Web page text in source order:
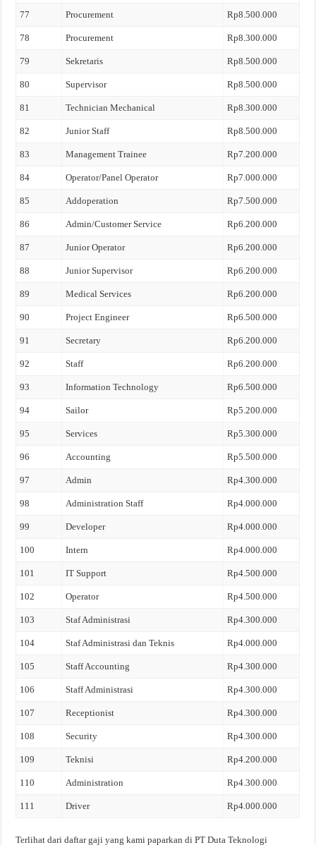
77 Procurement Rp8.500.000
78 Procurement Rp8.300.000
79 Sekretaris Rp8.500.000
80 Supervisor Rp8.500.000
81 Technician Mechanical Rp8.300.000
82 Junior Staff Rp8.500.000
83 Management Trainee Rp7.200.000
84 Operator/Panel Operator Rp7.000.000
85 Addoperation Rp7.500.000
86 Admin/Customer Service Rp6.200.000
87 Junior Operator Rp6.200.000
88 Junior Supervisor Rp6.200.000
89 Medical Services Rp6.200.000
90 Project Engineer Rp6.500.000
91 Secretary Rp6.200.000
92 Staff Rp6.200.000
93 Information Technology Rp6.500.000
94 Sailor Rp5.200.000
95 Services Rp5.300.000
96 Accounting Rp5.500.000
97 Admin Rp4.300.000
98 Administration Staff Rp4.000.000
99 Developer Rp4.000.000
100 Intern Rp4.000.000
101 IT Support Rp4.500.000
102 Operator Rp4.500.000
103 Staf Administrasi Rp4.300.000
104 Staf Administrasi dan Teknis Rp4.000.000
105 Staff Accounting Rp4.300.000
106 Staff Administrasi Rp4.300.000
107 Receptionist Rp4.300.000
108 Security Rp4.300.000
109 Teknisi Rp4.200.000
110 Administration Rp4.300.000
111 Driver Rp4.000.000
Terlihat dari daftar gaji yang kami paparkan di PT Duta Teknologi